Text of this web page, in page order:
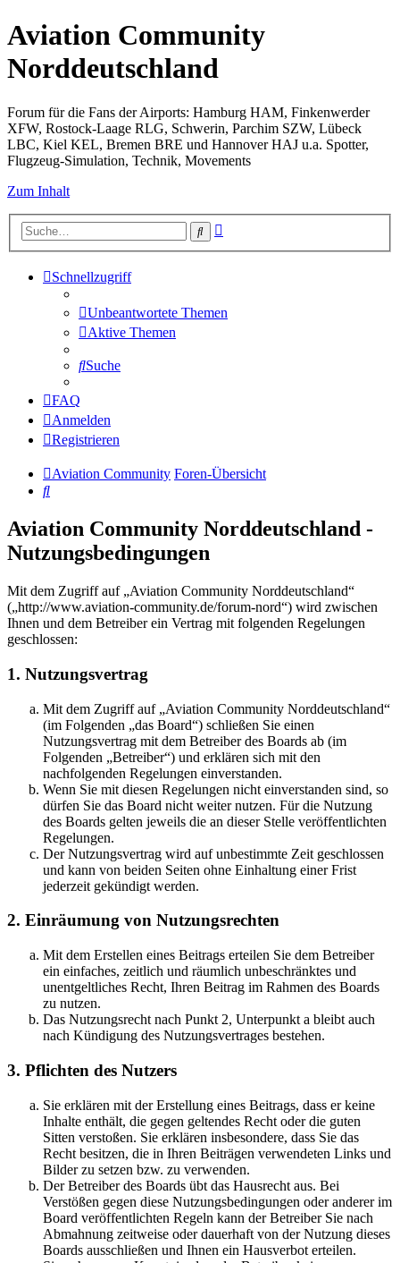
Aviation Community
Norddeutschland
Forum für die Fans der Airports: Hamburg HAM, Finkenwerder
XFW, Rostock-Laage RLG, Schwerin, Parchim SZW, Lübeck
LBC, Kiel KEL, Bremen BRE und Hannover HAJ u.a. Spotter,
Flugzeug-Simulation, Technik, Movements
Zum Inhalt
Suche
Schnellzugriff
Unbeantwortete Themen
Aktive Themen
Suche
FAQ
Anmelden
Registrieren
Aviation Community Foren-Übersicht
Suche
Aviation Community Norddeutschland -
Nutzungsbedingungen
Mit dem Zugriff auf „Aviation Community Norddeutschland“
(„http://www.aviation-community.de/forum-nord“) wird zwischen
Ihnen und dem Betreiber ein Vertrag mit folgenden Regelungen
geschlossen:
1. Nutzungsvertrag
Mit dem Zugriff auf „Aviation Community Norddeutschland“
(im Folgenden „das Board“) schließen Sie einen
Nutzungsvertrag mit dem Betreiber des Boards ab (im
Folgenden „Betreiber“) und erklären sich mit den
nachfolgenden Regelungen einverstanden.
Wenn Sie mit diesen Regelungen nicht einverstanden sind, so
dürfen Sie das Board nicht weiter nutzen. Für die Nutzung
des Boards gelten jeweils die an dieser Stelle veröffentlichten
Regelungen.
Der Nutzungsvertrag wird auf unbestimmte Zeit geschlossen
und kann von beiden Seiten ohne Einhaltung einer Frist
jederzeit gekündigt werden.
2. Einräumung von Nutzungsrechten
Mit dem Erstellen eines Beitrags erteilen Sie dem Betreiber
ein einfaches, zeitlich und räumlich unbeschränktes und
unentgeltliches Recht, Ihren Beitrag im Rahmen des Boards
zu nutzen.
Das Nutzungsrecht nach Punkt 2, Unterpunkt a bleibt auch
nach Kündigung des Nutzungsvertrages bestehen.
3. Pflichten des Nutzers
Sie erklären mit der Erstellung eines Beitrags, dass er keine
Inhalte enthält, die gegen geltendes Recht oder die guten
Sitten verstoßen. Sie erklären insbesondere, dass Sie das
Recht besitzen, die in Ihren Beiträgen verwendeten Links und
Bilder zu setzen bzw. zu verwenden.
Der Betreiber des Boards übt das Hausrecht aus. Bei
Verstößen gegen diese Nutzungsbedingungen oder anderer im
Board veröffentlichten Regeln kann der Betreiber Sie nach
Abmahnung zeitweise oder dauerhaft von der Nutzung dieses
Boards ausschließen und Ihnen ein Hausverbot erteilen.